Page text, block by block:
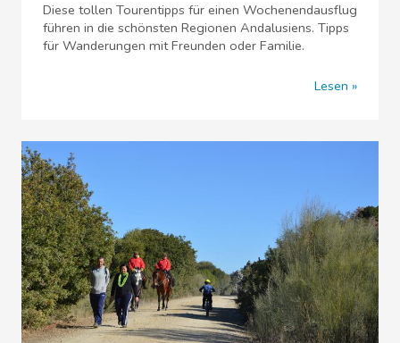
Diese tollen Tourentipps für einen Wochenendausflug
führen in die schönsten Regionen Andalusiens. Tipps
für Wanderungen mit Freunden oder Familie.
Lesen